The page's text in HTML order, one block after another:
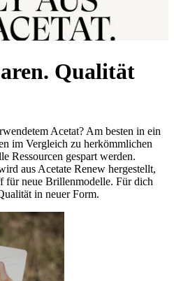
Qualität
Acetat? Am besten in ein
im Vergleich zu herkömmlichen
Ressourcen gespart werden.
aus Acetate Renew hergestellt,
für neue Brillenmodelle. Für dich
in neuer Form.